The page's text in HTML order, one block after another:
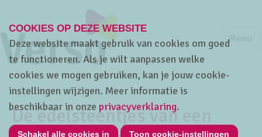
Jump
Menu
Home
De edelsteentjes van een
COOKIES OP DEZE WEBSITE
Deze website maakt gebruik van cookies om goed
te functioneren. Als je wilt aanpassen welke
cookies we mogen gebruiken, kan je jouw cookie-
instellingen wijzigen. Meer informatie is
beschikbaar in onze privacyverklaring.
Schakel alle cookies in Toon cookie-instellingen